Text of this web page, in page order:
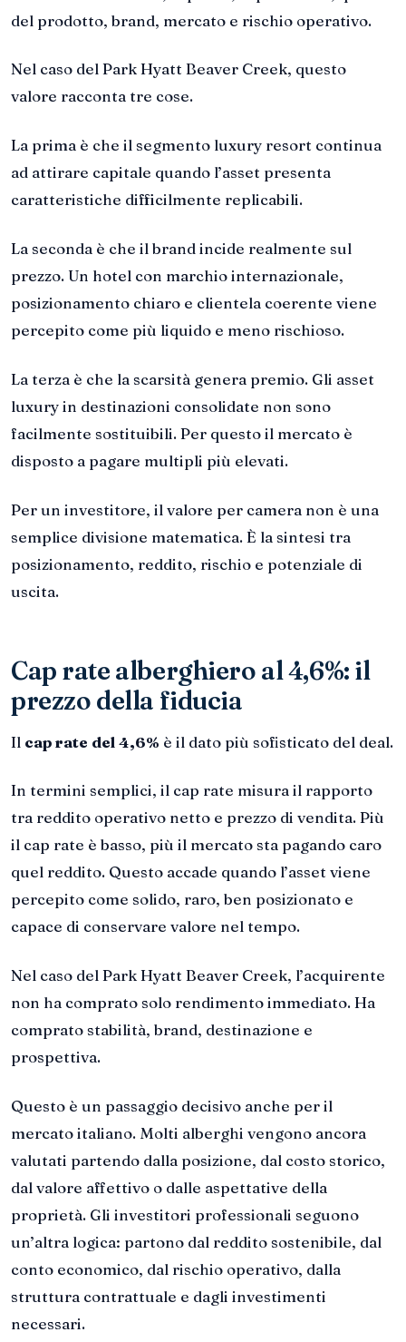
del prodotto, brand, mercato e rischio operativo.
Nel caso del Park Hyatt Beaver Creek, questo
valore racconta tre cose.
La prima è che il segmento luxury resort continua
ad attirare capitale quando l’asset presenta
caratteristiche difficilmente replicabili.
La seconda è che il brand incide realmente sul
prezzo. Un hotel con marchio internazionale,
posizionamento chiaro e clientela coerente viene
percepito come più liquido e meno rischioso.
La terza è che la scarsità genera premio. Gli asset
luxury in destinazioni consolidate non sono
facilmente sostituibili. Per questo il mercato è
disposto a pagare multipli più elevati.
Per un investitore, il valore per camera non è una
semplice divisione matematica. È la sintesi tra
posizionamento, reddito, rischio e potenziale di
uscita.
Cap rate alberghiero al 4,6%: il
prezzo della fiducia
Il cap rate del 4,6% è il dato più sofisticato del deal.
In termini semplici, il cap rate misura il rapporto
tra reddito operativo netto e prezzo di vendita. Più
il cap rate è basso, più il mercato sta pagando caro
quel reddito. Questo accade quando l’asset viene
percepito come solido, raro, ben posizionato e
capace di conservare valore nel tempo.
Nel caso del Park Hyatt Beaver Creek, l’acquirente
non ha comprato solo rendimento immediato. Ha
comprato stabilità, brand, destinazione e
prospettiva.
Questo è un passaggio decisivo anche per il
mercato italiano. Molti alberghi vengono ancora
valutati partendo dalla posizione, dal costo storico,
dal valore affettivo o dalle aspettative della
proprietà. Gli investitori professionali seguono
un’altra logica: partono dal reddito sostenibile, dal
conto economico, dal rischio operativo, dalla
struttura contrattuale e dagli investimenti
necessari.